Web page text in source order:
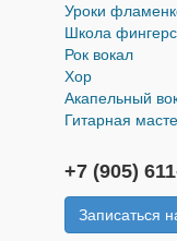
Уроки
Школа
Рок вокал
Хор
Акапельный
Гитарная
+7 (905)
Записаться